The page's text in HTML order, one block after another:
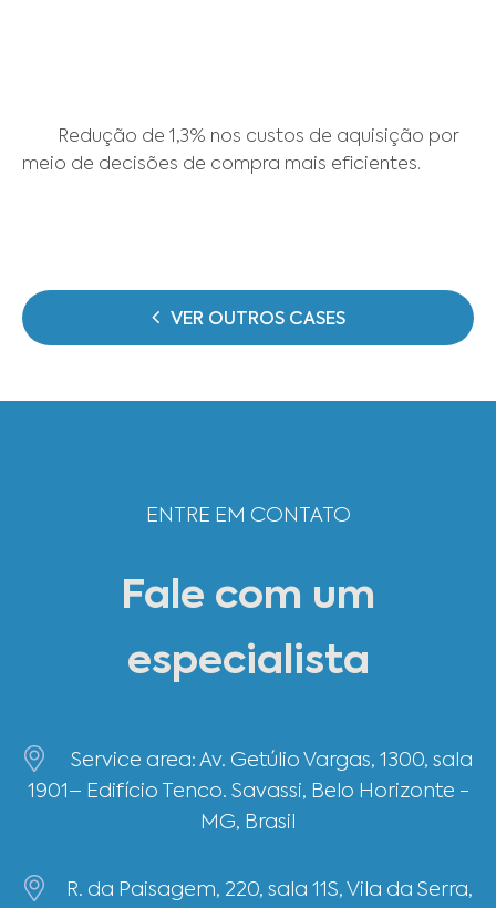
meio de decisões de compra mais eficientes.
VER OUTROS CASES
ENTRE EM CONTATO
Fale com um
especialista
Service area: Av. Getúlio Vargas, 1300, sala
1901– Edifício Tenco. Savassi, Belo Horizonte -
MG, Brasil
R. da Paisagem, 220, sala 11S, Vila da Serra,